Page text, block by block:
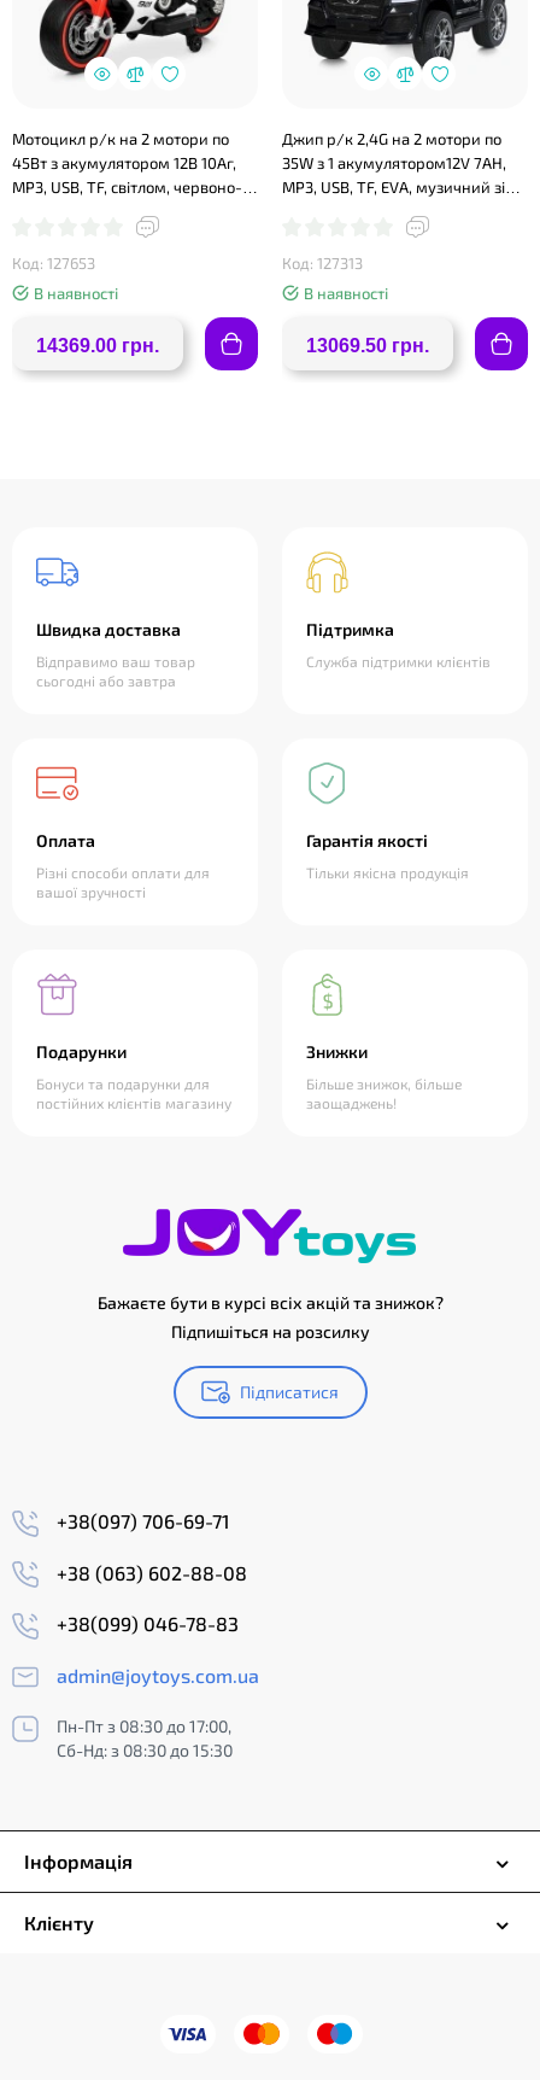
Мотоцикл р/к на 2 мотори по
45Вт з акумулятором 12В 10Аг,
MP3, USB, TF, світлом, червоно-
Код: 127653
В наявності
14369.00 грн.
Джип р/к 2,4G на 2 мотори по
35W з 1 акумулятором12V 7AH,
MP3, USB, TF, EVA, музичний зі
Код: 127313
В наявності
13069.50 грн.
Швидка доставка
Відправимо ваш товар
сьогодні або завтра
Підтримка
Служба підтримки клієнтів
Оплата
Різні способи оплати для
вашої зручності
Гарантія якості
Тільки якісна продукція
Подарунки
Бонуси та подарунки для
постійних клієнтів магазину
Знижки
Більше знижок, більше
заощаджень!
Бажаєте бути в курсі всіх акцій та знижок?
Підпишіться на розсилку
Підписатися
+38(097) 706-69-71
+38 (063) 602-88-08
+38(099) 046-78-83
admin@joytoys.com.ua
Пн-Пт з 08:30 до 17:00,
Сб-Нд: з 08:30 до 15:30
Інформація
Клієнту
❤